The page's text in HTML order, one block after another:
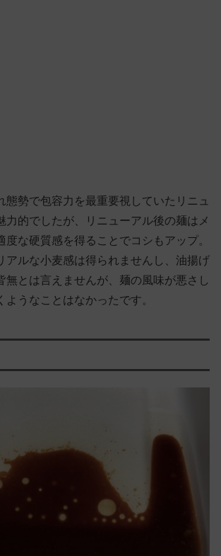
態勢で包容力を最重要視していたリニュ
力的でしたが、リニューアル後の麺はメ
度な硬質感を得ることでコシもアップ。
アルな小麦感は得られませんし、油揚げ
無とは言えませんが、麺の風味が悪さし
ようなことはなかったです。